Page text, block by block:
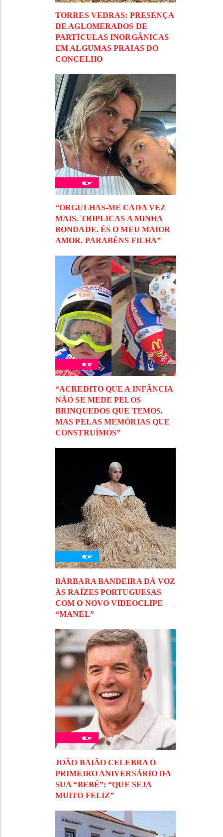
TORRES VEDRAS: PRESENÇA
DE AGLOMERADOS DE
PARTÍCULAS INORGÂNICAS
EM ALGUMAS PRAIAS DO
CONCELHO
“ORGULHAS-ME CADA VEZ
MAIS. TRIPLICAS A MINHA
BONDADE. ÉS O MEU MAIOR
AMOR. PARABÉNS FILHA”
“ACREDITO QUE A INFÂNCIA
NÃO SE MEDE PELOS
BRINQUEDOS QUE TEMOS,
MAS PELAS MEMÓRIAS QUE
CONSTRUÍMOS”
BÁRBARA BANDEIRA DÁ VOZ
ÀS RAÍZES PORTUGUESAS
COM O NOVO VIDEOCLIPE
“MANEL”
JOÃO BAIÃO CELEBRA O
PRIMEIRO ANIVERSÁRIO DA
SUA “BEBÉ”: “QUE SEJA
MUITO FELIZ”